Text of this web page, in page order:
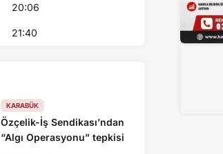
20:06
21:40
KARABÜK
Özçelik-İş Sendikası’ndan
“Algı Operasyonu” tepkisi